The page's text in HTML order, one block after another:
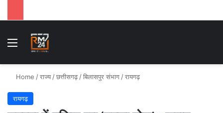
Menu
Home /राज्य /छत्तीसगढ़ /बिलासपुर संभाग /रायगढ़
रायगढ़